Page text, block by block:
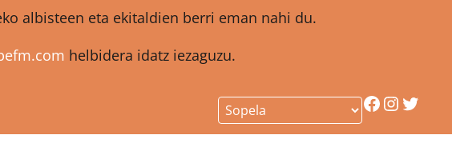
albisteen eta ekitaldien berri eman nahi du.
helbidera idatz iezaguzu.
Facebook